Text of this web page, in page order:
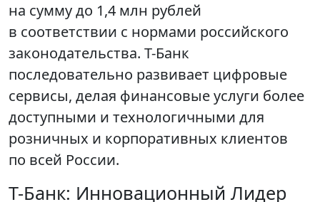
на сумму до 1,4 млн рублей
в соответствии с нормами российского
законодательства. Т-Банк
последовательно развивает цифровые
сервисы, делая финансовые услуги более
доступными и технологичными для
розничных и корпоративных клиентов
по всей России.
Т-Банк: Инновационный Лидер